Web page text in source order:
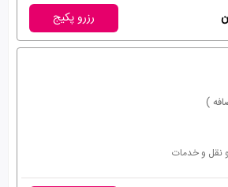
رزرو پکیج
)
نقل و خدمات